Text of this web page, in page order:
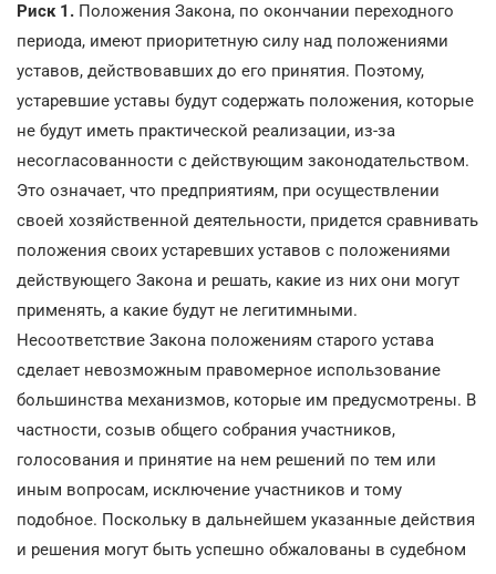
Риск 1. Положения Закона, по окончании переходного
периода, имеют приоритетную силу над положениями
уставов, действовавших до его принятия. Поэтому,
устаревшие уставы будут содержать положения, которые
не будут иметь практической реализации, из-за
несогласованности с действующим законодательством.
Это означает, что предприятиям, при осуществлении
своей хозяйственной деятельности, придется сравнивать
положения своих устаревших уставов с положениями
действующего Закона и решать, какие из них они могут
применять, а какие будут не легитимными.
Несоответствие Закона положениям старого устава
сделает невозможным правомерное использование
большинства механизмов, которые им предусмотрены. В
частности, созыв общего собрания участников,
голосования и принятие на нем решений по тем или
иным вопросам, исключение участников и тому
подобное. Поскольку в дальнейшем указанные действия
и решения могут быть успешно обжалованы в судебном